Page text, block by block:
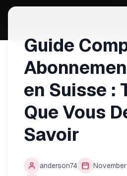
Guide
en Suisse :
Que Vous
Savoir
anderson74